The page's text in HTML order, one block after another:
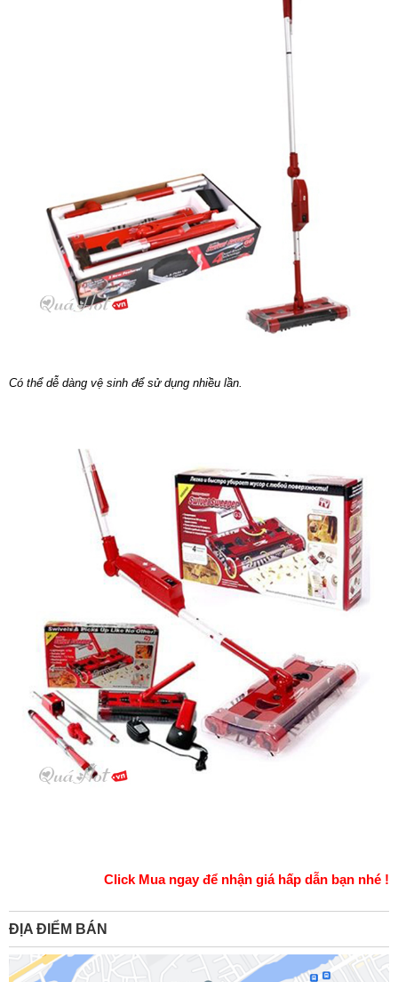
Có thể dễ dàng vệ sinh để sử dụng nhiều lần.
Click Mua ngay để nhận giá hấp dẫn bạn nhé !
ĐỊA ĐIỂM BÁN